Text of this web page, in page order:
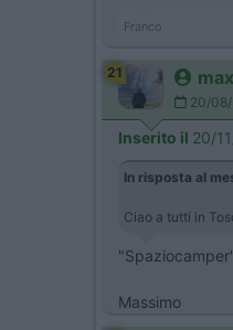
Franco
21
20/
Inserito il 20/
In risposta al
Ciao a tutti in
Massimo